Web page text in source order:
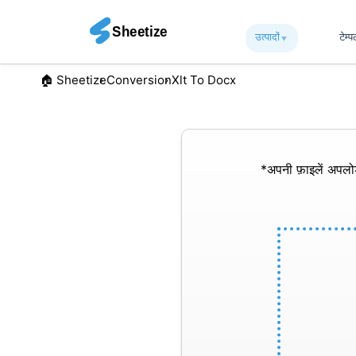
उत्पादों▾︎
🏠︎ SheetizeConversionXlt To Docx
*अपनी फ़ाइलें